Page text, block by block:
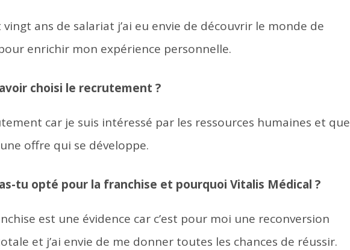
ans de salariat j’ai eu envie de découvrir le monde de
enrichir mon expérience personnelle.
choisi le recrutement ?​
car je suis intéressé par les ressources humaines et que
offre qui se développe.
tu opté pour la franchise et pourquoi Vitalis Médical ?
est une évidence car c’est pour moi une reconversion
et j’ai envie de me donner toutes les chances de réussir.